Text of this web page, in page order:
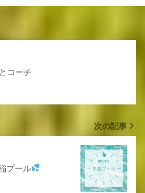
コーチ
次の記事
プール